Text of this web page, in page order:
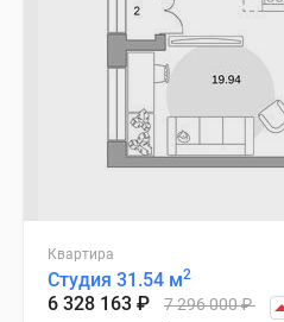
Квартира
Студия 31.54 м2
6 328 163 ₽ 7 296 000₽